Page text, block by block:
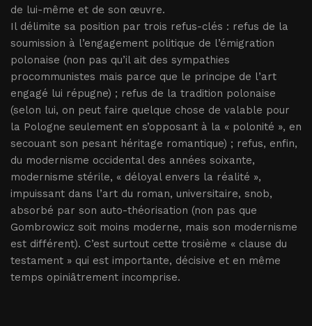
de lui-même et de son œuvre.
Il délimite sa position par trois refus-clés : refus de la
soumission à l’engagement politique de l’émigration
polonaise (non pas qu’il ait des sympathies
procommunistes mais parce que le principe de l’art
engagé lui répugne) ; refus de la tradition polonaise
(selon lui, on peut faire quelque chose de valable pour
la Pologne seulement en s’opposant à la « polonité », en
secouant son pesant héritage romantique) ; refus, enfin,
du modernisme occidental des années soixante,
modernisme stérile, « déloyal envers la réalité »,
impuissant dans l’art du roman, universitaire, snob,
absorbé par son auto-théorisation (non pas que
Gombrowicz soit moins moderne, mais son modernisme
est différent). C’est surtout cette trosième « clause du
testament » qui est importante, décisive et en même
temps opiniâtrement incomprise.